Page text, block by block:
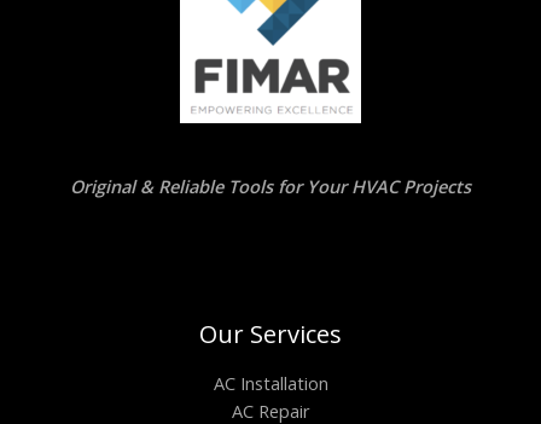
Original & Reliable Tools for Your HVAC Projects
Our Services
AC Installation
AC Repair